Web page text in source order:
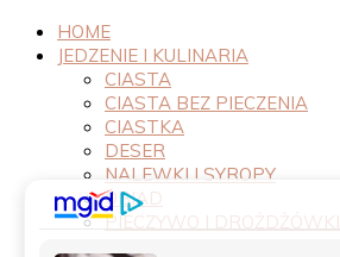
HOME
JEDZENIE I KULINARIA
CIASTA
CIASTA BEZ PIECZENIA
CIASTKA
DESER
NALEWKI I SYROPY
OBIAD
PIECZYWO I DROŻDŻÓWKI